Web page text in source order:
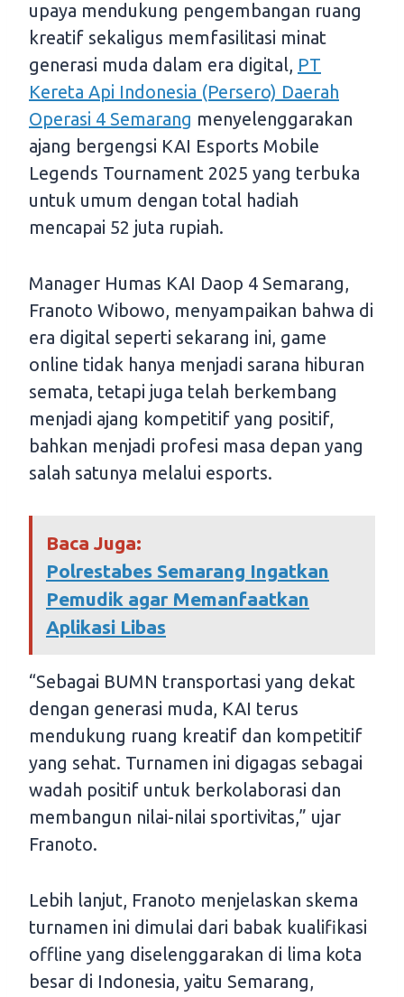
upaya mendukung pengembangan ruang
kreatif sekaligus memfasilitasi minat
generasi muda dalam era digital, PT
Kereta Api Indonesia (Persero) Daerah
Operasi 4 Semarang menyelenggarakan
ajang bergengsi KAI Esports Mobile
Legends Tournament 2025 yang terbuka
untuk umum dengan total hadiah
mencapai 52 juta rupiah.
Manager Humas KAI Daop 4 Semarang,
Franoto Wibowo, menyampaikan bahwa di
era digital seperti sekarang ini, game
online tidak hanya menjadi sarana hiburan
semata, tetapi juga telah berkembang
menjadi ajang kompetitif yang positif,
bahkan menjadi profesi masa depan yang
salah satunya melalui esports.
Baca Juga:
Polrestabes Semarang Ingatkan
Pemudik agar Memanfaatkan
Aplikasi Libas
“Sebagai BUMN transportasi yang dekat
dengan generasi muda, KAI terus
mendukung ruang kreatif dan kompetitif
yang sehat. Turnamen ini digagas sebagai
wadah positif untuk berkolaborasi dan
membangun nilai-nilai sportivitas,” ujar
Franoto.
Lebih lanjut, Franoto menjelaskan skema
turnamen ini dimulai dari babak kualifikasi
offline yang diselenggarakan di lima kota
besar di Indonesia, yaitu Semarang,